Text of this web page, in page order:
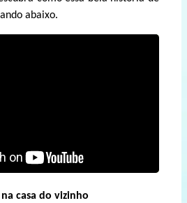
abaixo.
casa do vizinho